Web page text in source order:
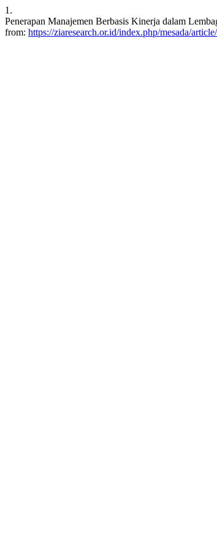
1.
Penerapan Manajemen Berbasis Kinerja dalam
from: https://ziaresearch.or.id/index.php/mesada/